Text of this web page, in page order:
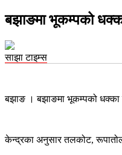
बझाङमा भूकम्पको
साझा टाइम्स
बझाङ । बझाङमा भूकम्पको
केन्द्रका अनुसार तलकोट,